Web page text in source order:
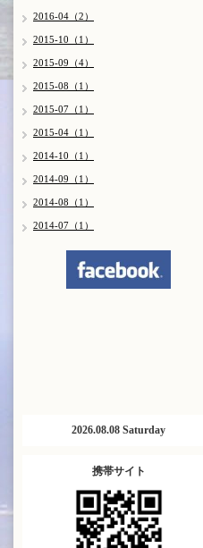
2016-04（2）
2015-10（1）
2015-09（4）
2015-08（1）
2015-07（1）
2015-04（1）
2014-10（1）
2014-09（1）
2014-08（1）
2014-07（1）
2026.08.08 Saturday
携帯サイト